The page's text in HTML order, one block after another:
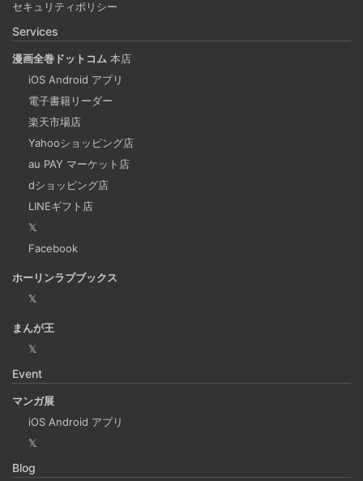
の管理をしてみる。 Notion APIを使えば自作アプリとの連
携も可能に！？
重複コンテンツは味方ではない
2024-09-25
検索エンジンの上位にサイト情報が表示されるということ
は多くの人に見てもらえる最高の宣伝です。SEO評価を下
げてしまう重複コンテンツを軽減することも重要な課題の
一つだといえます。
Microsoftの法人向けプランを導入した
2025年上半期は個人アカウントからMicrosoft法人アカウン
トの個人アカウントに切り替えました。
ボードみたいなのを作るチュートリアル
2024-09-17
Django Channels の機能を使って、簡易的な複数人お絵か
きアプリを作るチュートリアルです。(社内勉強会カリキュ
ラム） 他のクライアントの操作を、WebSocket を使って
セキュリティポリシー
Services
漫画全巻ドットコム 本店
iOS Android アプリ
電子書籍リーダー
楽天市場店
Yahooショッピング店
au PAY マーケット店
dショッピング店
LINEギフト店
𝕏
Facebook
ホーリンラブブックス
𝕏
まんが王
𝕏
Event
マンガ展
iOS Android アプリ
𝕏
Blog